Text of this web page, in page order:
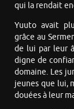
qui la rendait
Yuuto avait
grâce au
de lui par leur
digne de
domaine. Les
jeunes que lui,
douées à leur